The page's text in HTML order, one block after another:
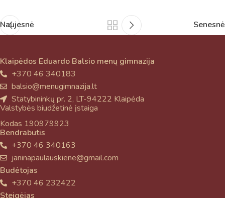
Naujesnė Senesnė
Klaipėdos Eduardo Balsio menų gimnazija
+370 46 340183
balsio@menugimnazija.lt
Statybininkų pr. 2, LT-94222 Klaipėda
Valstybės biudžetinė įstaiga
Kodas 190979923
Bendrabutis
+370 46 340163
janinapaulauskiene@gmail.com
Budėtojas
+370 46 232422
Steigėjas